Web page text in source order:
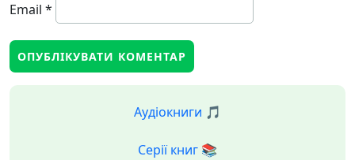
Email *
Аудіокниги 🎵
Серії книг 📚